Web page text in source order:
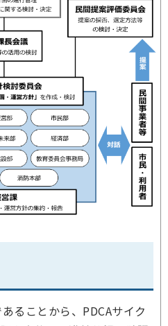
ることから、PDCAサイク